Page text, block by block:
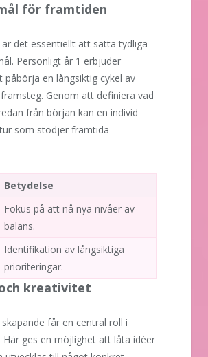
för framtiden
det essentiellt att sätta tydliga
Personligt år 1 erbjuder
en långsiktig cykel av
Genom att definiera vad
från början kan en individ
som stödjer framtida
Betydelse
Fokus på att nå nya nivåer av
balans.
Identifikation av långsiktiga
prioriteringar.
kreativitet
får en central roll i
Här ges en möjlighet att låta idéer